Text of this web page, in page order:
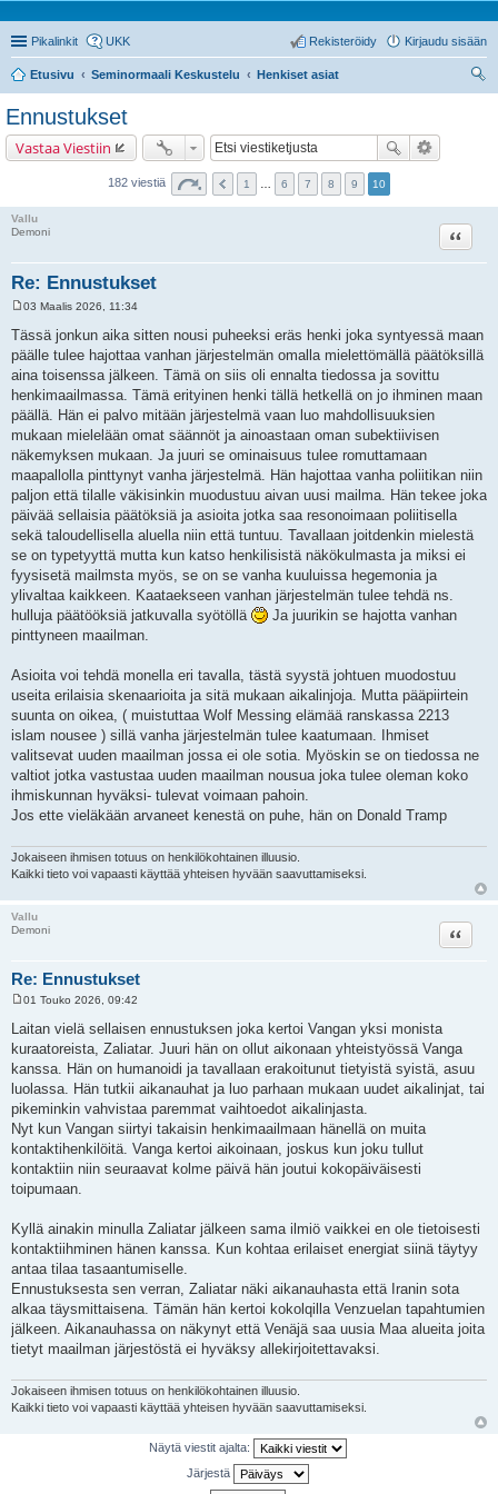
Pikalinkit UKK Kirjaudu sisään
Rekisteröidy
Etusivu Seminormaali Keskustelu
Henkiset asiat
Ennustukset
Vastaa Viestiin
182 viestiä 1 6 7 8 9 10
Vallu
Demoni
Re: Ennustukset
Lainaa
i
e
s
i
03 Maalis 2026, 11:34
Tässä jonkun aika sitten nousi puheeksi eräs henki joka syntyessä maan
päälle tulee hajottaa vanhan järjestelmän omalla mielettömällä päätöksillä
aina toisenssa jälkeen. Tämä on siis oli ennalta tiedossa ja sovittu
henkimaailmassa. Tämä erityinen henki tällä hetkellä on jo ihminen maan
päällä. Hän ei palvo mitään järjestelmä vaan luo mahdollisuuksien
mukaan mielelään omat säännöt ja ainoastaan oman subektiivisen
näkemyksen mukaan. Ja juuri se ominaisuus tulee romuttamaan
maapallolla pinttynyt vanha järjestelmä. Hän hajottaa vanha poliitikan niin
paljon että tilalle väkisinkin muodustuu aivan uusi mailma. Hän tekee joka
päivää sellaisia päätöksiä ja asioita jotka saa resonoimaan poliitisella
sekä taloudellisella aluella niin että tuntuu. Tavallaan joitdenkin mielestä
se on typetyyttä mutta kun katso henkilisistä näkökulmasta ja miksi ei
fyysisetä mailmsta myös, se on se vanha kuuluissa hegemonia ja
ylivaltaa kaikkeen. Kaataekseen vanhan järjestelmän tulee tehdä ns.
hulluja päätööksiä jatkuvalla syötöllä
Ja juurikin se hajotta vanhan
pinttyneen maailman.
Asioita voi tehdä monella eri tavalla, tästä syystä johtuen muodostuu
useita erilaisia skenaarioita ja sitä mukaan aikalinjoja. Mutta pääpiirtein
suunta on oikea, ( muistuttaa Wolf Messing elämää ranskassa 2213
islam nousee ) sillä vanha järjestelmän tulee kaatumaan. Ihmiset
valitsevat uuden maailman jossa ei ole sotia. Myöskin se on tiedossa ne
valtiot jotka vastustaa uuden maailman nousua joka tulee oleman koko
ihmiskunnan hyväksi- tulevat voimaan pahoin.
Jos ette vieläkään arvaneet kenestä on puhe, hän on Donald Tramp
Jokaiseen ihmisen totuus on henkilökohtainen illuusio.
Kaikki tieto voi vapaasti käyttää yhteisen hyvään saavuttamiseksi.
Vallu
Demoni
Re: Ennustukset
Lainaa
i
e
s
t
i
01 Touko 2026, 09:42
Laitan vielä sellaisen ennustuksen joka kertoi Vangan yksi monista
kuraatoreista, Zaliatar. Juuri hän on ollut aikonaan yhteistyössä Vanga
kanssa. Hän on humanoidi ja tavallaan erakoitunut tietyistä syistä, asuu
luolassa. Hän tutkii aikanauhat ja luo parhaan mukaan uudet aikalinjat, tai
pikeminkin vahvistaa paremmat vaihtoedot aikalinjasta.
Nyt kun Vangan siirtyi takaisin henkimaailmaan hänellä on muita
kontaktihenkilöitä. Vanga kertoi aikoinaan, joskus kun joku tullut
kontaktiin niin seuraavat kolme päivä hän joutui kokopäiväisesti
toipumaan.
Kyllä ainakin minulla Zaliatar jälkeen sama ilmiö vaikkei en ole tietoisesti
kontaktiihminen hänen kanssa. Kun kohtaa erilaiset energiat siinä täytyy
antaa tilaa tasaantumiselle.
Ennustuksesta sen verran, Zaliatar näki aikanauhasta että Iranin sota
alkaa täysmittaisena. Tämän hän kertoi kokolqilla Venzuelan tapahtumien
jälkeen. Aikanauhassa on näkynyt että Venäjä saa uusia Maa alueita joita
tietyt maailman järjestöstä ei hyväksy allekirjoitettavaksi.
Jokaiseen ihmisen totuus on henkilökohtainen illuusio.
Kaikki tieto voi vapaasti käyttää yhteisen hyvään saavuttamiseksi.
Näytä viestit ajalta:
Järjestä